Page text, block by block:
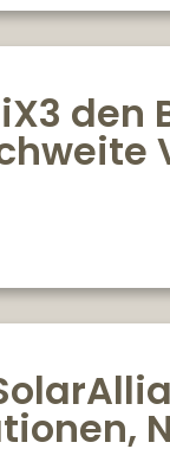
den